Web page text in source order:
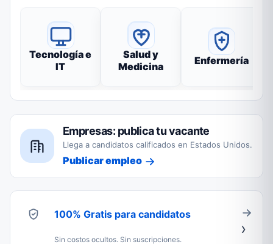
Tecnología e
IT
Salud y
Medicina
Enfermería
Empresas: publica tu vacante
Llega a candidatos calificados en Estados Unidos.
Publicar empleo
100% Gratis para candidatos
Sin costos ocultos. Sin suscripciones.